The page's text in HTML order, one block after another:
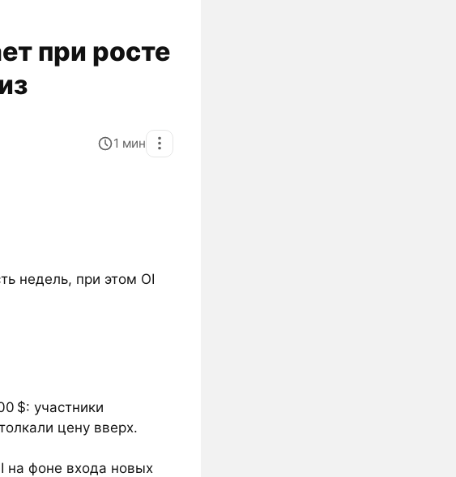
при росте
1 мин
недель, при этом OI
$: участники
цену вверх.
на фоне входа новых